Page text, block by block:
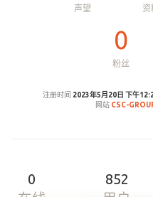
声望 资
0
粉丝
注册时间 2023年5月20日 下午
网站 CSC-
0 852